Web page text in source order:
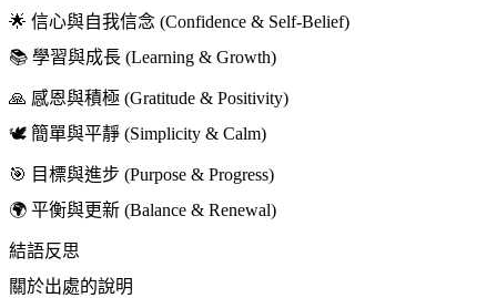
🌟 信心與自我信念 (Confidence & Self‑Belief)
📚 學習與成長 (Learning & Growth)
🙏 感恩與積極 (Gratitude & Positivity)
🕊️ 簡單與平靜 (Simplicity & Calm)
🎯 目標與進步 (Purpose & Progress)
🌍 平衡與更新 (Balance & Renewal)
結語反思
關於出處的說明